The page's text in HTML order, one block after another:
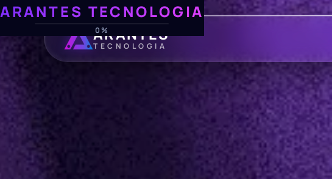
ARANTES TECNOLOGIA
0%
ARANTES
TECNOLOGIA